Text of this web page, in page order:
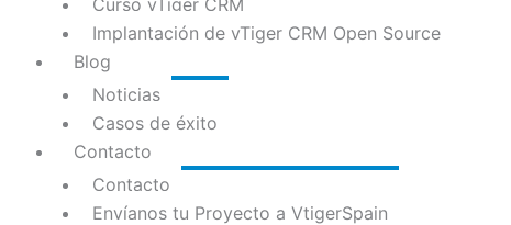
Implantación de vTiger CRM Open Source
Blog
Noticias
Casos de éxito
Contacto
Contacto
Envíanos tu Proyecto a VtigerSpain